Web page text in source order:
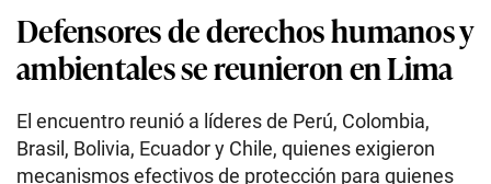
Defensores de derechos humanos y
ambientales se reunieron en Lima
El encuentro reunió a líderes de Perú, Colombia,
Brasil, Bolivia, Ecuador y Chile, quienes exigieron
mecanismos efectivos de protección para quienes